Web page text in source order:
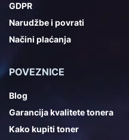
GDPR
Narudžbe i povrati
Načini plaćanja
POVEZNICE
Blog
Garancija kvalitete tonera
Kako kupiti toner